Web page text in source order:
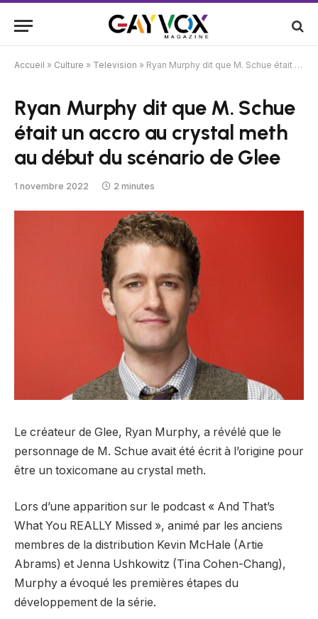
Accueil » Culture » Television » Ryan Murphy dit que M. Schue était un accro au crystal meth au début du scénario de Glee
Ryan Murphy dit que M. Schue
était un accro au crystal meth
au début du scénario de Glee
1 novembre 2022 2 minutes
Le créateur de Glee, Ryan Murphy, a révélé que le
personnage de M. Schue avait été écrit à l’origine pour
être un toxicomane au crystal meth.
Lors d’une apparition sur le podcast « And That’s
What You REALLY Missed », animé par les anciens
membres de la distribution Kevin McHale (Artie
Abrams) et Jenna Ushkowitz (Tina Cohen-Chang),
Murphy a évoqué les premières étapes du
développement de la série.